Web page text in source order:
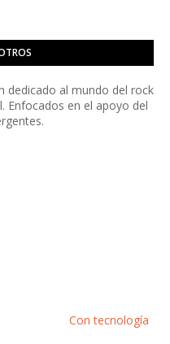
dedicado al mundo del rock
Enfocados en el apoyo del
Con tecnología